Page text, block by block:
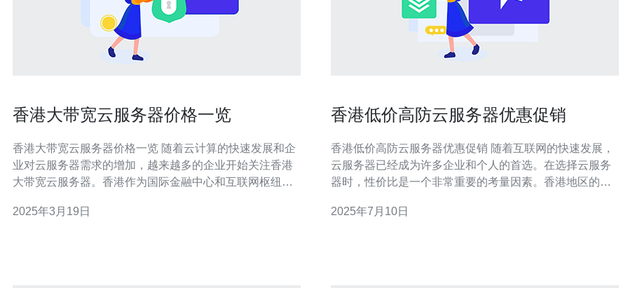
香港大带宽云服务器价格一览
香港大带宽云服务器价格一览 随着云计算的快速发展和企
业对云服务器需求的增加，越来越多的企业开始关注香港
大带宽云服务器。香港作为国际金融中心和互联网枢纽，
业选择云服务器托管的理想地点。 1. 基础云服务器套餐 基
2025年3月19日
香港低价高防云服务器优惠促销
香港低价高防云服务器优惠促销 随着互联网的快速发展，
云服务器已经成为许多企业和个人的首选。在选择云服务
器时，性价比是一个非常重要的考量因素。香港地区的云
区的云服务器有着独特的优势。首先，香港作为国际金融
2025年7月10日